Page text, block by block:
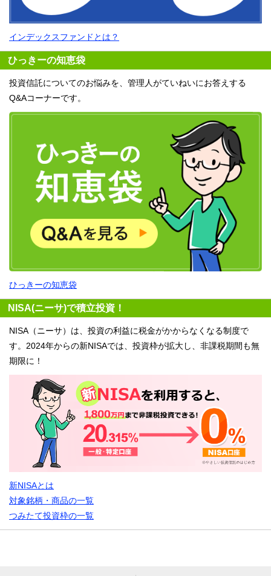
インデックスファンドとは？
ひっきーの知恵袋
投資信託についてのお悩みを、管理人がていねいにお答えする
Q&Aコーナーです。
ひっきーの知恵袋
NISA(ニーサ)で積立投資！
NISA（ニーサ）は、投資の利益に税金がかからなくなる制度で
す。2024年からの新NISAでは、投資枠が拡大し、非課税期間も無
期限に！
新NISAとは
対象銘柄・商品の一覧
つみたて投資枠の一覧